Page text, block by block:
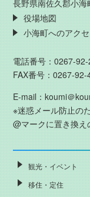
長野県南佐久郡小
役場地図
小海町へのアク
電話番号：0267-
FAX番号：0267-92-
E-mail：koumi＠
※迷惑メール防止の
@マークに置き換え
観光・イベント
移住・定住